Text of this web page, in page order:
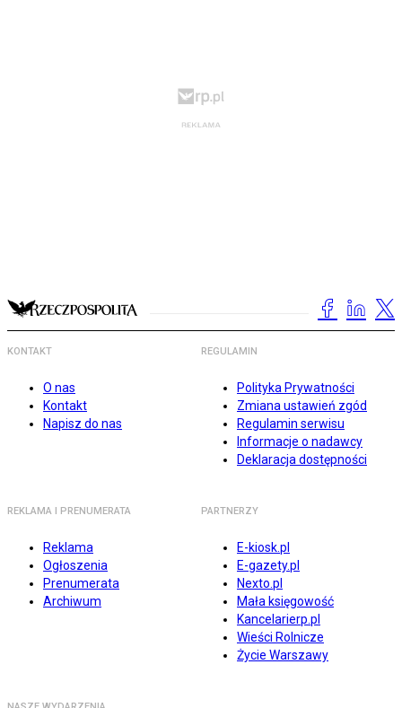
KONTAKT
O nas
Kontakt
Napisz do nas
REGULAMIN
Polityka Prywatności
Zmiana ustawień zgód
Regulamin serwisu
Informacje o nadawcy
Deklaracja dostępności
REKLAMA I PRENUMERATA
Reklama
Ogłoszenia
Prenumerata
Archiwum
PARTNERZY
E-kiosk.pl
E-gazety.pl
Nexto.pl
Mała księgowość
Kancelarierp.pl
Wieści Rolnicze
Życie Warszawy